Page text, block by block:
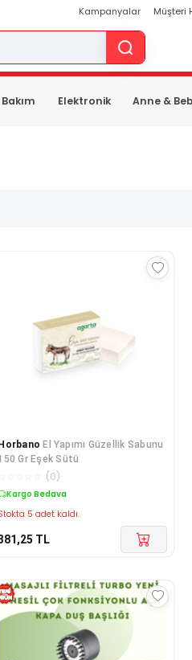
Kampanyalar Müşteri
Elektronik Anne &
El Yapımı Güzellik Sabunu
Gr Eşek Sütü
(0)
Kargo Bedava
5 adet kaldı.
TL